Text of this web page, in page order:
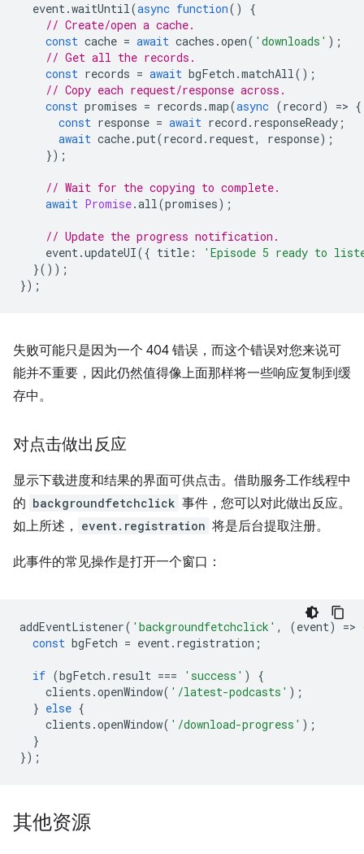
event.waitUntil(async function()
{
// Create/open a cache.
const cache = await caches .open( 'downloads' );
// Get all the records.
const records = await bgFetch .matchAll();
// Copy each request/response across.
const promises = records .map(async (record) => {
const response = await record . responseReady ;
await cache.put(record . request, response);
});
// Wait for the copying to complete.
await Promise.all(promises);
// Update the progress notification.
event.updateUI({ title :
'Episode 5 ready to
}());
});
失败可能只是因为一个 404 错误，而这个错误对您来说可
能并不重要，因此仍然值得像上面那样将一些响应复制到缓
存中。
对点击做出反应
显示下载进度和结果的界面可供点击。借助服务工作线程中
的 backgroundfetchclick 事件，您可以对此做出反应。
如上所述，
event.registration 将是后台提取注册。
此事件的常见操作是打开一个窗口：
addEventListener( 'backgroundfetchclick' , (event) =>
const bgFetch = event. registration ;
if (bgFetch . result === 'success' )
{
clients .openWindow( '/latest-podcasts' );
} else {
clients .openWindow( '/download-progress' );
}
});
其他资源